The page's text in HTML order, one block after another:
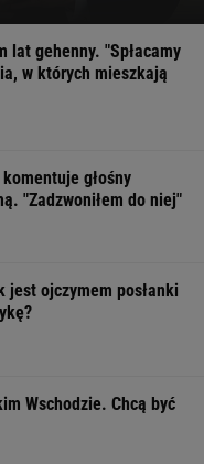
lat gehenny. "Spłacamy
w których mieszkają
głośny
"Zadzwoniłem do niej"
jest ojczymem posłanki
Wschodzie. Chcą być